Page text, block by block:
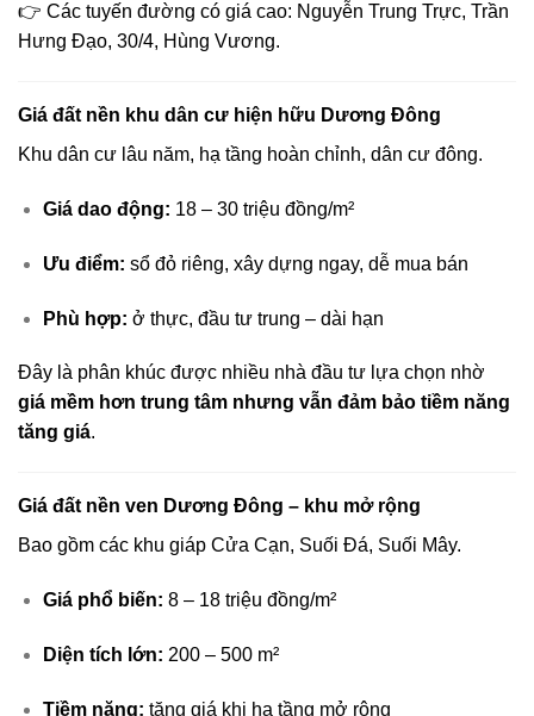
👉 Các tuyến đường có giá cao: Nguyễn Trung Trực, Trần
Hưng Đạo, 30/4, Hùng Vương.
Giá đất nền khu dân cư hiện hữu Dương Đông
Khu dân cư lâu năm, hạ tầng hoàn chỉnh, dân cư đông.
Giá dao động: 18 – 30 triệu đồng/m²
Ưu điểm: sổ đỏ riêng, xây dựng ngay, dễ mua bán
Phù hợp: ở thực, đầu tư trung – dài hạn
Đây là phân khúc được nhiều nhà đầu tư lựa chọn nhờ
giá mềm hơn trung tâm nhưng vẫn đảm bảo tiềm năng
tăng giá.
Giá đất nền ven Dương Đông – khu mở rộng
Bao gồm các khu giáp Cửa Cạn, Suối Đá, Suối Mây.
Giá phổ biến: 8 – 18 triệu đồng/m²
Diện tích lớn: 200 – 500 m²
Tiềm năng: tăng giá khi hạ tầng mở rộng